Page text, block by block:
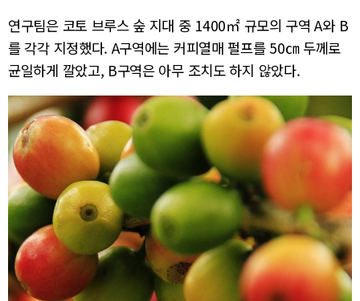
연구팀은 코토 브루스 숲 지대 중 1400㎡ 규모의 구역 A와 B
를 각각 지정했다. A구역에는 커피열매 펄프를 50㎝ 두께로
균일하게 깔았고, B구역은 아무 조치도 하지 않았다.